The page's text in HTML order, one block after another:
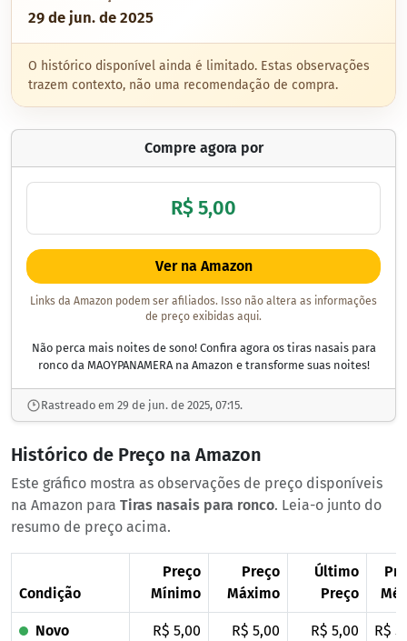
29 de jun. de 2025
O histórico disponível ainda é limitado. Estas observações
trazem contexto, não uma recomendação de compra.
Compre agora por
R$ 5,00
Ver na Amazon
Links da Amazon podem ser afiliados. Isso não altera as informações
de preço exibidas aqui.
Não perca mais noites de sono! Confira agora os tiras nasais para
ronco da MAOYPANAMERA na Amazon e transforme suas noites!
Rastreado em 29 de jun. de 2025, 07:15.
Histórico de Preço na Amazon
Este gráfico mostra as observações de preço disponíveis
na Amazon para Tiras nasais para ronco. Leia-o junto do
resumo de preço acima.
Condição
Preço
Mínimo
Preço
Máximo
Último
Preço
Novo R$ 5,00 R$ 5,00 R$ 5,00 R$